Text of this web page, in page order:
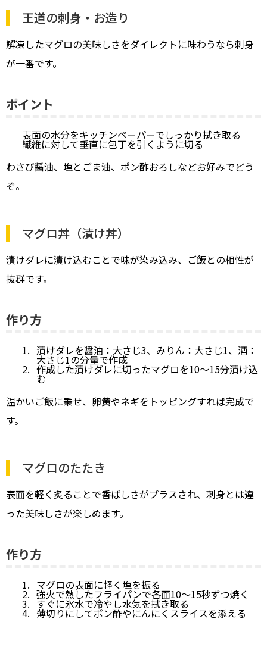
王道の刺身・お造り
解凍したマグロの美味しさをダイレクトに味わうなら刺身
が一番です。
ポイント
表面の水分をキッチンペーパーでしっかり拭き取る
繊維に対して垂直に包丁を引くように切る
わさび醤油、塩とごま油、ポン酢おろしなどお好みでどう
ぞ。
マグロ丼（漬け丼）
漬けダレに漬け込むことで味が染み込み、ご飯との相性が
抜群です。
作り方
漬けダレを醤油：大さじ3、みりん：大さじ1、酒：
大さじ1の分量で作成
作成した漬けダレに切ったマグロを10〜15分漬け込
む
温かいご飯に乗せ、卵黄やネギをトッピングすれば完成で
す。
マグロのたたき
表面を軽く炙ることで香ばしさがプラスされ、刺身とは違
った美味しさが楽しめます。
作り方
マグロの表面に軽く塩を振る
強火で熱したフライパンで各面10〜15秒ずつ焼く
すぐに氷水で冷やし水気を拭き取る
薄切りにしてポン酢やにんにくスライスを添える